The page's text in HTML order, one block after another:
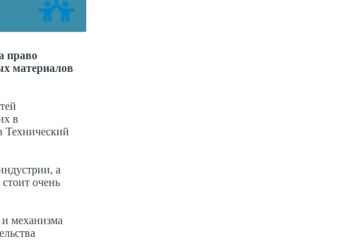
право
материалов
в
Технический
а
очень
механизма